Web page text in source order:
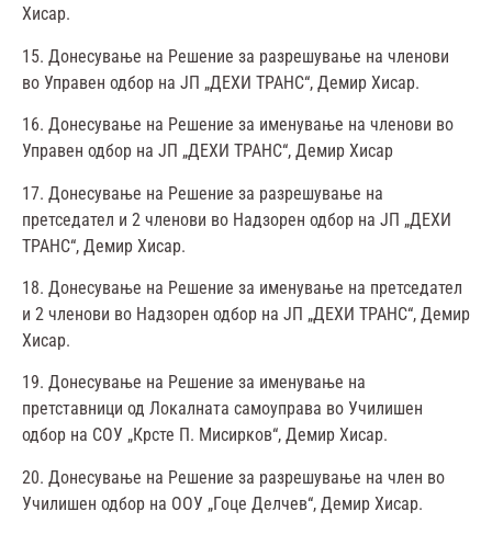
Хисар.
15. Донесување на Решение за разрешување на членови
во Управен одбор на ЈП „ДЕХИ ТРАНС“, Демир Хисар.
16. Донесување на Решение за именување на членови во
Управен одбор на ЈП „ДЕХИ ТРАНС“, Демир Хисар
17. Донесување на Решение за разрешување на
претседател и 2 членови во Надзорен одбор на ЈП „ДЕХИ
ТРАНС“, Демир Хисар.
18. Донесување на Решение за именување на претседател
и 2 членови во Надзорен одбор на ЈП „ДЕХИ ТРАНС“, Демир
Хисар.
19. Донесување на Решение за именување на
претставници од Локалната самоуправа во Училишен
одбор на СОУ „Крсте П. Мисирков“, Демир Хисар.
20. Донесување на Решение за разрешување на член во
Училишен одбор на ООУ „Гоце Делчев“, Демир Хисар.